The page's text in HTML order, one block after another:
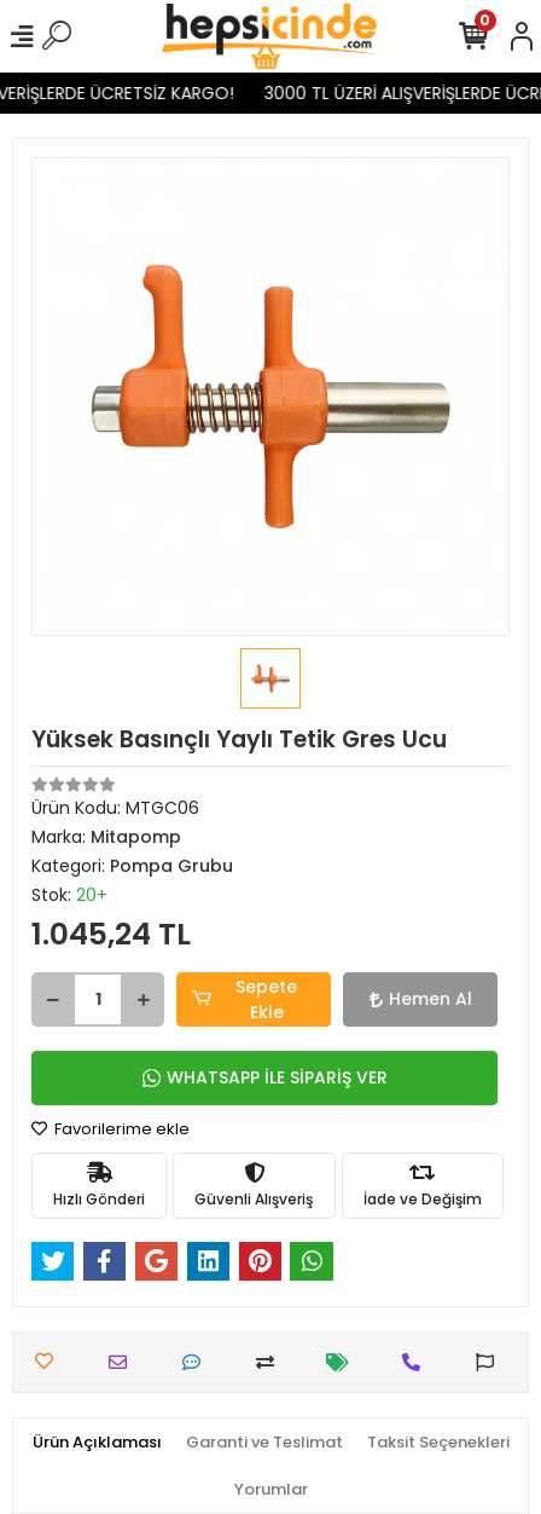
ÜCRETSİZ KARGO! 3000 TL ÜZERİ ALIŞVERİŞLERDE
0
Yüksek Basınçlı Yaylı Tetik Gres Ucu
Ürün Kodu: MTGC06
Marka: Mitapomp
Kategori: Pompa Grubu
Stok: 20+
1.045,24 TL
Sepete
Ekle
Hemen Al
WHATSAPP İLE SİPARİŞ VER
Favorilerime ekle
Hızlı Gönderi Güvenli Alışveriş İade ve Değişim
Ürün Açıklaması Garanti ve Teslimat Taksit Seçenekleri
Yorumlar